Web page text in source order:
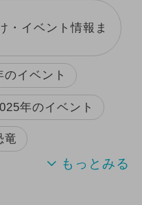
・イベント情報ま
のイベント
年のイベント
竜